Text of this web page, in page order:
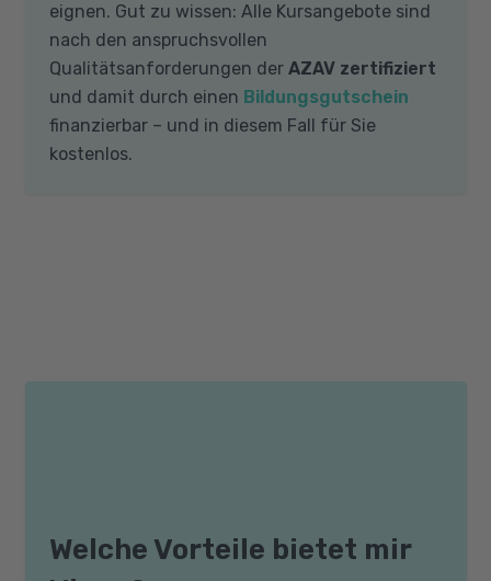
eignen. Gut zu wissen: Alle Kursangebote sind
nach den anspruchsvollen
Qualitätsanforderungen der AZAV zertifiziert
und damit durch einen Bildungsgutschein
finanzierbar – und in diesem Fall für Sie
kostenlos.
Welche Vorteile bietet mir